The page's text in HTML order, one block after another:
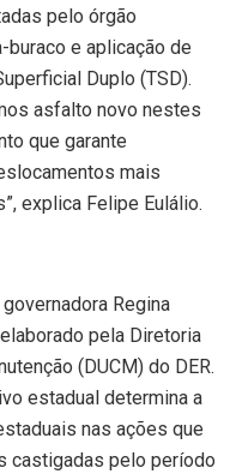
pelo órgão
buraco e aplicação de
Duplo (TSD).
asfalto novo nestes
que garante
mais
explica Felipe Eulálio.
Regina
pela Diretoria
(DUCM) do DER.
estadual determina a
nas ações que
castigadas pelo período